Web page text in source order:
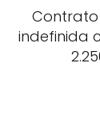
indefinida